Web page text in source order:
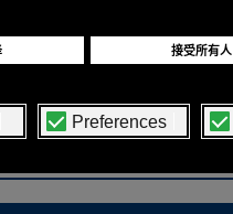
kW / 50 A (模具宽度 260 mm)
/ 60 A (模具宽度300 mm)